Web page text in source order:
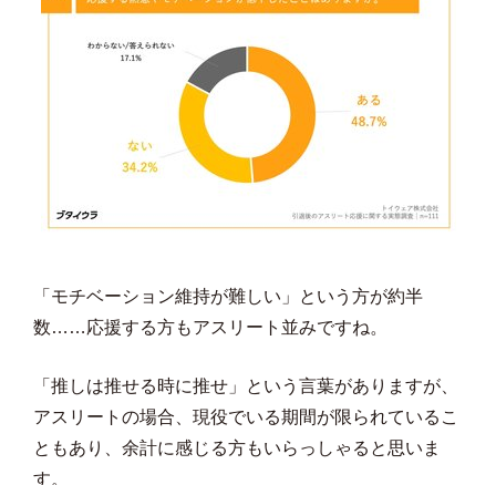
「モチベーション維持が難しい」という方が約半
数……応援する方もアスリート並みですね。
「推しは推せる時に推せ」という言葉がありますが、
アスリートの場合、現役でいる期間が限られているこ
ともあり、余計に感じる方もいらっしゃると思いま
す。